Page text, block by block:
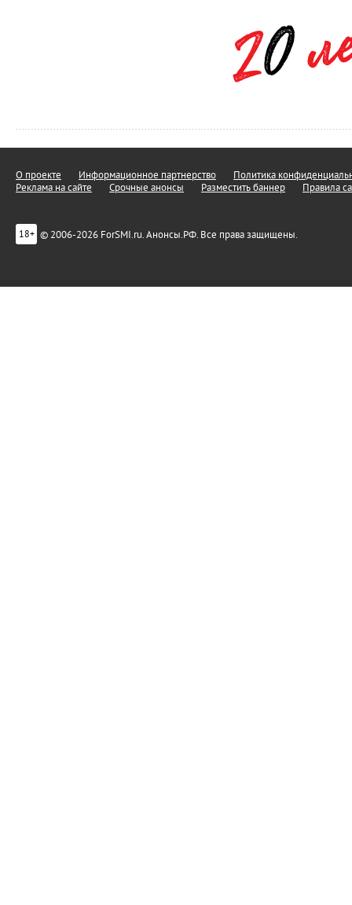
О проекте Информационное партнерство
Политика
Реклама на сайте
Срочные анонсы Разместить баннер Правила
18+ © 2006-2026 ForSMI.ru. Анонсы.РФ. Все права защищены.